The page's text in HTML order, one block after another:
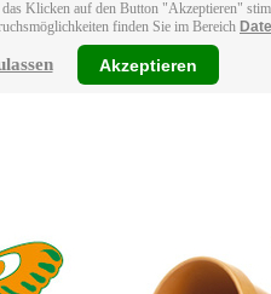
Klicken auf den Button "Akzeptieren"
finden Sie im Bereich
Akzeptieren